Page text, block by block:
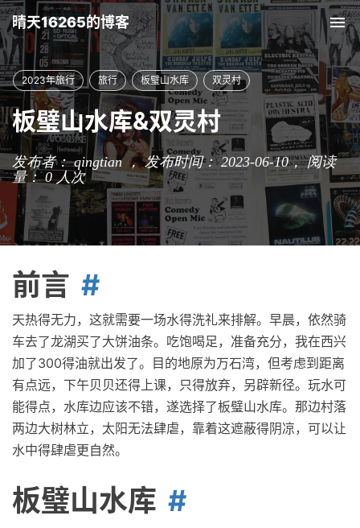
晴天16265的博客
2023年旅行 旅行 板璧山水库 双灵村
板璧山水库&双灵村
发布者： qingtian ， 发布时间： 2023-06-10，阅读
量： 0人次
前言
天热得无力，这就需要一场水得洗礼来排解。早晨，依然骑
车去了龙湖买了大饼油条。吃饱喝足，准备充分，我在西兴
加了300得油就出发了。目的地原为万石湾，但考虑到距离
有点远，下午贝贝还得上课，只得放弃，另辟新径。玩水可
能得点，水库边应该不错，遂选择了板璧山水库。那边村落
两边大树林立，太阳无法肆虐，靠着这遮蔽得阴凉，可以让
水中得肆虐更自然。
板璧山水库